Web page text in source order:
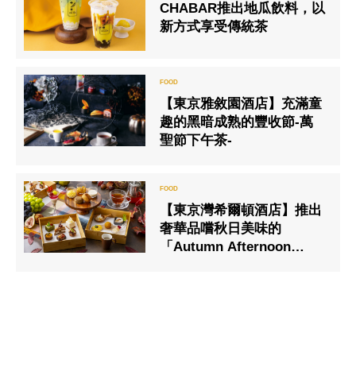
CHABAR推出地瓜飲料，以
新方式享受傳統茶
【東京雅敘園酒店】充滿童
趣的黑暗成熟的豐收節-萬
聖節下午茶-
【東京灣希爾頓酒店】推出
奢華品嚐秋日美味的
「Autumn Afternoon